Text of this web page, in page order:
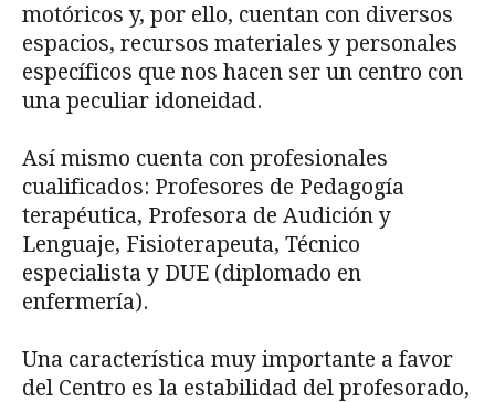
motóricos y, por ello, cuentan con diversos
espacios, recursos materiales y personales
específicos que nos hacen ser un centro con
una peculiar idoneidad.
Así mismo cuenta con profesionales
cualificados: Profesores de Pedagogía
terapéutica, Profesora de Audición y
Lenguaje, Fisioterapeuta, Técnico
especialista y DUE (diplomado en
enfermería).
Una característica muy importante a favor
del Centro es la estabilidad del profesorado,